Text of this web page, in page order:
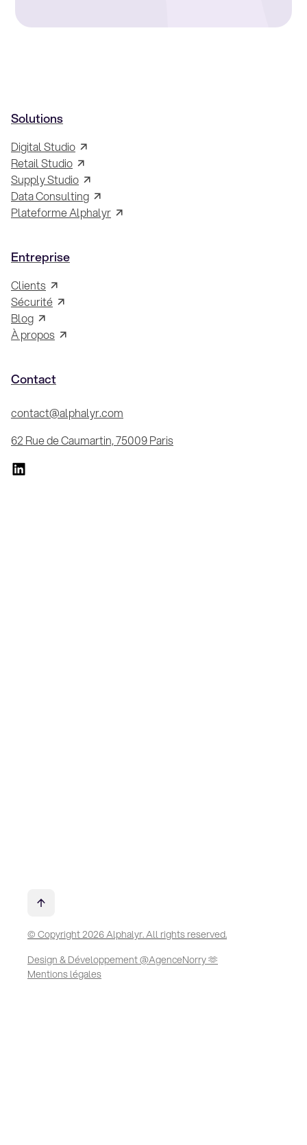
Solutions
Digital Studio
Retail Studio
Supply Studio
Data Consulting
Plateforme Alphalyr
Entreprise
Clients
Sécurité
Blog
À propos
Contact
contact@alphalyr.com
62 Rue de Caumartin, 75009 Paris
© Copyright 2026 Alphalyr. All rights reserved.
Design & Développement @AgenceNorry 🫶
Mentions légales